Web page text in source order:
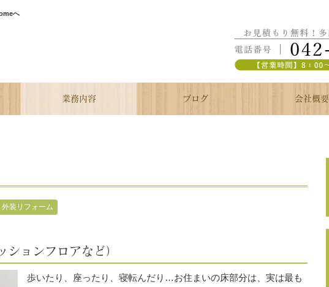
へ
業務内容 ブログ 会社概要
外装リフォーム
ョンフロアなど）
歩いたり、座ったり、寝転んだり…お住まいの床部分は、実は最も